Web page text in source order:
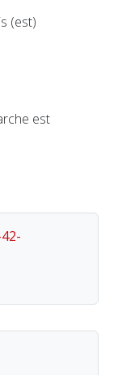
(est)
est